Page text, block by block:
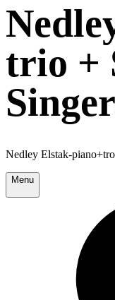
trio +
Nedley Elstak-
Menu